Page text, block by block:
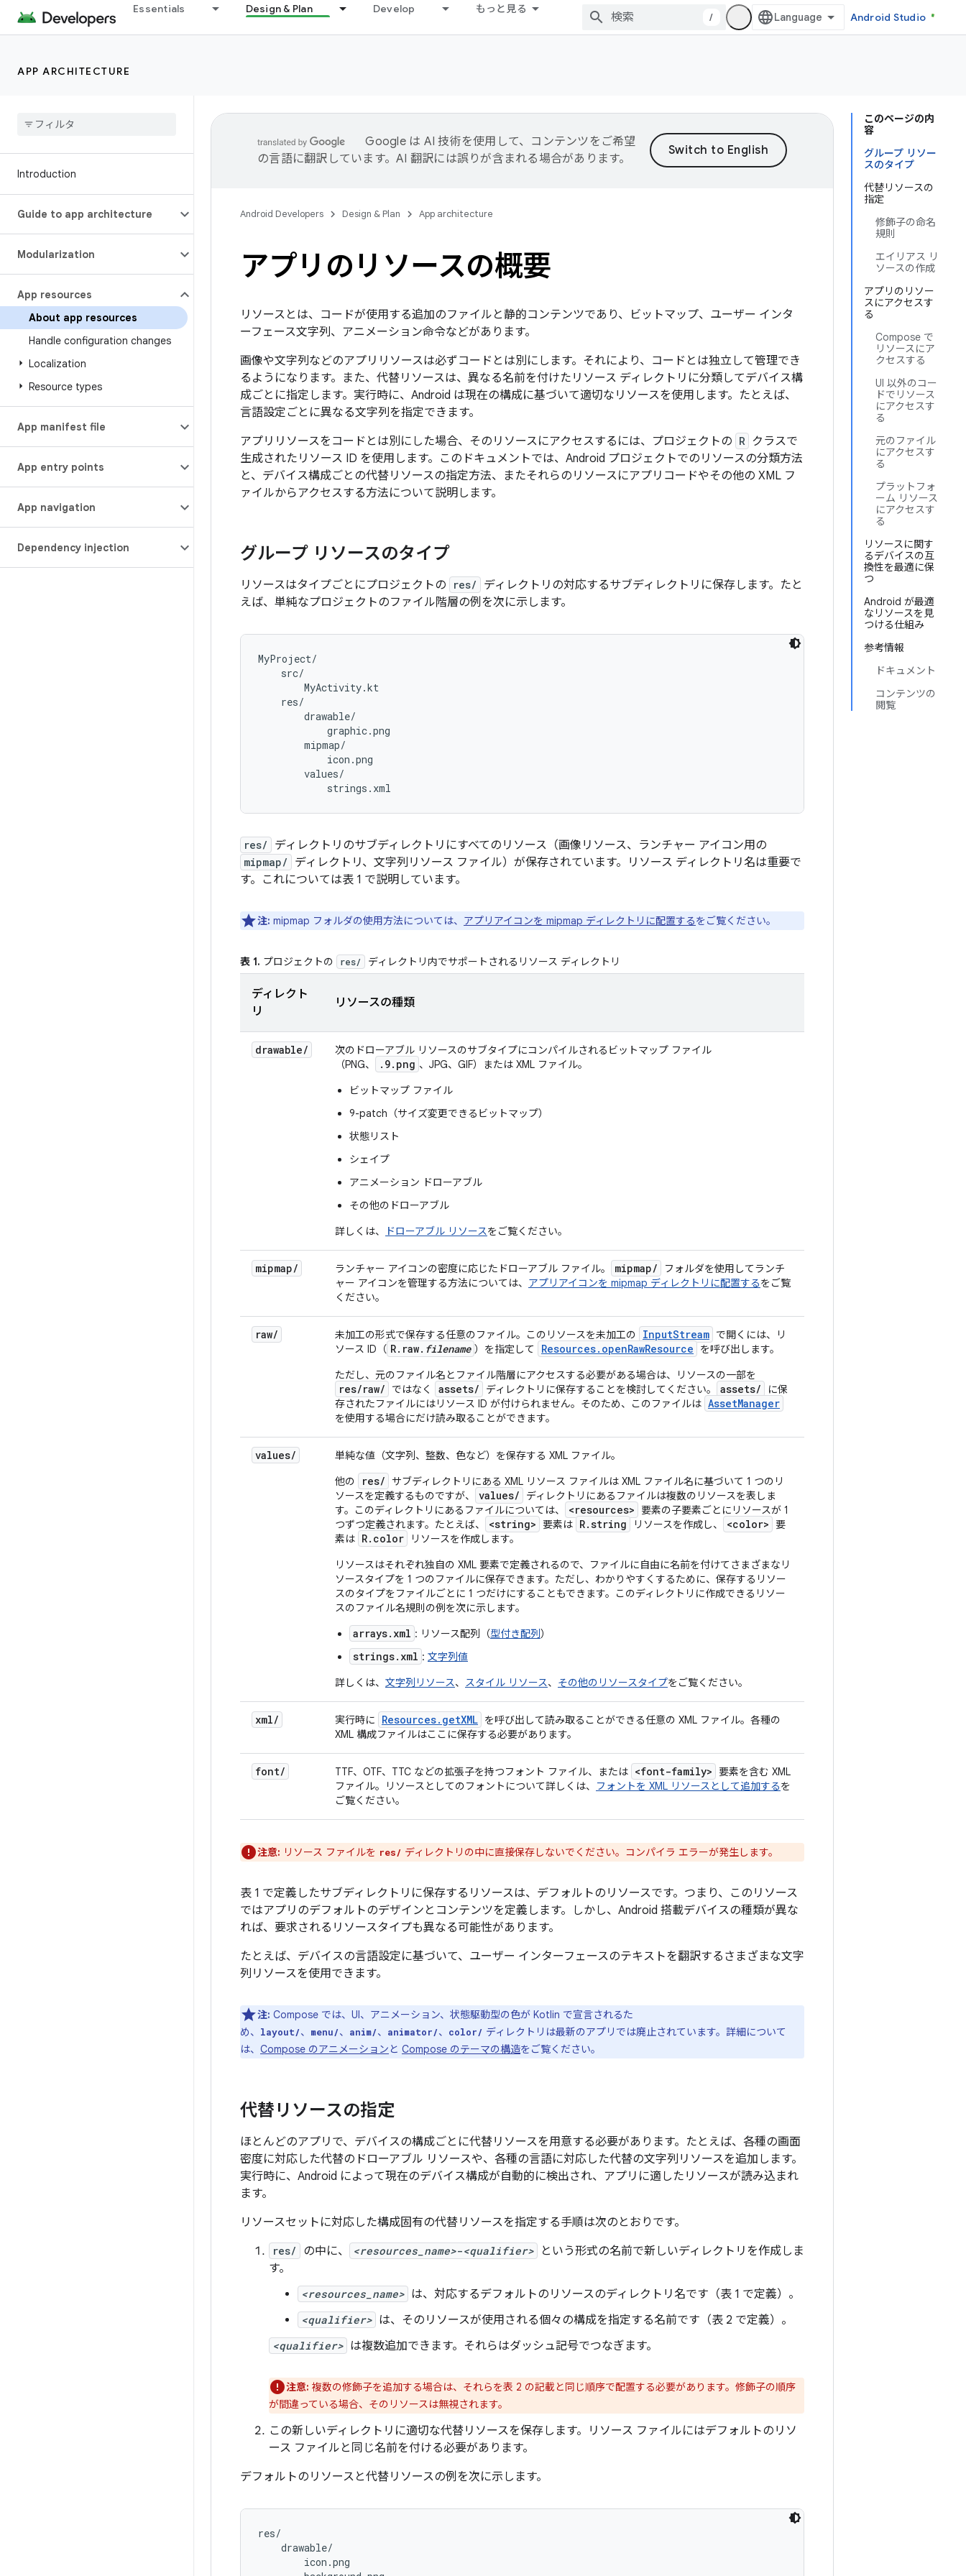
Essentials Design & Plan Develop もっと見る
/ Android Studio
APP ARCHITECTURE
Introduction
Guide to app architecture
Modularization
App resources
About app resources
Handle configuration changes
Localization
Resource types
App manifest file
App entry points
App navigation
Dependency injection
このページの内
容
グループ リソー
スのタイプ
代替リソースの
指定
修飾子の命名
規則
エイリアス リ
ソースの作成
アプリのリソー
スにアクセスす
る
Compose で
リソースにア
クセスする
UI 以外のコー
ドでリソース
にアクセスす
る
元のファイル
にアクセスす
る
プラットフォ
ーム リソース
にアクセスす
る
リソースに関す
るデバイスの互
換性を最適に保
つ
Android が最適
なリソースを見
つける仕組み
参考情報
ドキュメント
コンテンツの
閲覧
Google は AI 技術を使用して、コンテンツをご希望
の言語に翻訳しています。AI 翻訳には誤りが含まれる場合があります。
Android Developers Design & Plan App architecture
アプリのリソースの概要
リソースとは、コードが使用する追加のファイルと静的コンテンツであり、ビットマップ、ユーザー インタ
ーフェース文字列、アニメーション命令などがあります。
画像や文字列などのアプリリソースは必ずコードとは別にします。それにより、コードとは独立して管理でき
るようになります。また、代替リソースは、異なる名前を付けたリソース ディレクトリに分類してデバイス構
成ごとに指定します。実行時に、Android は現在の構成に基づいて適切なリソースを使用します。たとえば、
言語設定ごとに異なる文字列を指定できます。
アプリリソースをコードとは別にした場合、そのリソースにアクセスするには、プロジェクトの R
クラスで
生成されたリソース ID を使用します。このドキュメントでは、Android プロジェクトでのリソースの分類方法
と、デバイス構成ごとの代替リソースの指定方法、またそれらのリソースにアプリコードやその他の XML フ
ァイルからアクセスする方法について説明します。
グループ リソースのタイプ
リソースはタイプごとにプロジェクトの res/
ディレクトリの対応するサブディレクトリに保存します。たと
えば、単純なプロジェクトのファイル階層の例を次に示します。
MyProject/
    src/
        MyActivity.kt
    res/
        drawable/
            graphic.png
        mipmap/
            icon.png
        values/
res/ ディレクトリのサブディレクトリにすべてのリソース（画像リソース、ランチャー アイコン用の
mipmap/
ディレクトリ、文字列リソース ファイル）が保存されています。リソース ディレクトリ名は重要で
す。これについては表 1 で説明しています。
注: mipmap フォルダの使用方法については、 アプリアイコンを mipmap ディレクトリに配置するをご覧ください。
表 1. プロジェクトの res/ ディレクトリ内でサポートされるリソース ディレクトリ
ディレクト
リ
リソースの種類
drawable/
次のドローアブル リソースのサブタイプにコンパイルされるビットマップ ファイル
（PNG、
.9.png 、JPG、GIF）または XML ファイル。
ビットマップ ファイル
9-patch（サイズ変更できるビットマップ）
状態リスト
シェイプ
アニメーション ドローアブル
その他のドローアブル
詳しくは、
ドローアブル リソースをご覧ください。
mipmap/ ランチャー アイコンの密度に応じたドローアブル ファイル。 mipmap/
フォルダを使用してランチ
ャー アイコンを管理する方法については、 アプリアイコンを mipmap ディレクトリに配置するをご覧
ください。
raw/ 未加工の形式で保存する任意のファイル。このリソースを未加工の InputStream で開くには、リ
ソース ID（ R.raw. filename ）を指定して Resources.openRawResource
を呼び出します。
ただし、元のファイル名とファイル階層にアクセスする必要がある場合は、リソースの一部を
res/raw/ ではなく assets/ ディレクトリに保存することを検討してください。 assets/
に保
存されたファイルにはリソース ID が付けられません。そのため、このファイルは AssetManager
を使用する場合にだけ読み取ることができます。
values/
単純な値（文字列、整数、色など）を保存する XML ファイル。
他の
res/
サブディレクトリにある XML リソース ファイルは XML ファイル名に基づいて 1 つのリ
ソースを定義するものですが、
values/
ディレクトリにあるファイルは複数のリソースを表しま
す。このディレクトリにあるファイルについては、
<resources>
要素の子要素ごとにリソースが 1
つずつ定義されます。たとえば、
<string> 要素は R.string リソースを作成し、 <color>
要
素は R.color
リソースを作成します。
リソースはそれぞれ独自の XML 要素で定義されるので、ファイルに自由に名前を付けてさまざまなリ
ソースタイプを 1 つのファイルに保存できます。ただし、わかりやすくするために、保存するリソー
スのタイプをファイルごとに 1 つだけにすることもできます。このディレクトリに作成できるリソー
スのファイル名規則の例を次に示します。
arrays.xml : リソース配列（型付き配列 ）
strings.xml : 文字列値
詳しくは、 文字列リソース、 スタイル リソース、 その他のリソースタイプをご覧ください。
xml/ 実行時に Resources. getXML を呼び出して読み取ることができる任意の XML ファイル。各種の
XML 構成ファイルはここに保存する必要があります。
font/ TTF、OTF、TTC などの拡張子を持つフォント ファイル、または <font-family>
要素を含む XML
ファイル。リソースとしてのフォントについて詳しくは、
フォントを XML リソースとして追加するを
ご覧ください。
注意: リソース ファイルを res/ ディレクトリの中に直接保存しないでください。コンパイラ エラーが発生します。
表 1 で定義したサブディレクトリに保存するリソースは、デフォルトのリソースです。つまり、このリソース
ではアプリのデフォルトのデザインとコンテンツを定義します。しかし、Android 搭載デバイスの種類が異な
れば、要求されるリソースタイプも異なる可能性があります。
たとえば、デバイスの言語設定に基づいて、ユーザー インターフェースのテキストを翻訳するさまざまな文字
列リソースを使用できます。
注: Compose では、UI、アニメーション、状態駆動型の色が Kotlin で宣言されるた
め、
layout/、 menu/、 anim/、 animator/、 color/ ディレクトリは最新のアプリでは廃止されています。詳細について
は、 Compose のアニメーション と Compose のテーマの構造をご覧ください。
代替リソースの指定
ほとんどのアプリで、デバイスの構成ごとに代替リソースを用意する必要があります。たとえば、各種の画面
密度に対応した代替のドローアブル リソースや、各種の言語に対応した代替の文字列リソースを追加します。
実行時に、Android によって現在のデバイス構成が自動的に検出され、アプリに適したリソースが読み込まれ
ます。
リソースセットに対応した構成固有の代替リソースを指定する手順は次のとおりです。
res/ の中に、 <resources_name>-<qualifier>
という形式の名前で新しいディレクトリを作成しま
す。
<resources_name> は、対応するデフォルトのリソースのディレクトリ名です（表 1 で定義）。
<qualifier> は、そのリソースが使用される個々の構成を指定する名前です（表 2 で定義）。
<qualifier> は複数追加できます。それらはダッシュ記号でつなぎます。
注意: 複数の修飾子を追加する場合は、それらを表 2 の記載と同じ順序で配置する必要があります。修飾子の順序
が間違っている場合、そのリソースは無視されます。
この新しいディレクトリに適切な代替リソースを保存します。リソース ファイルにはデフォルトのリソ
ース ファイルと同じ名前を付ける必要があります。
デフォルトのリソースと代替リソースの例を次に示します。
res/
    drawable/
        icon.png